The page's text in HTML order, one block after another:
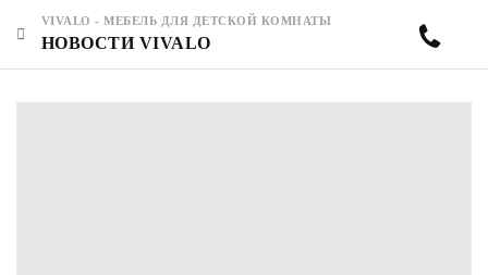
VIVALO - МЕБЕЛЬ ДЛЯ ДЕТСКОЙ КОМНАТЫ
НОВОСТИ VIVALO